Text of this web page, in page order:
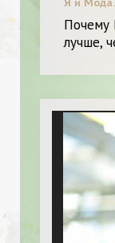
Почему
лучше,